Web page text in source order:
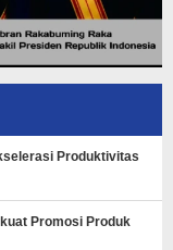
Produktivitas
Promosi Produk